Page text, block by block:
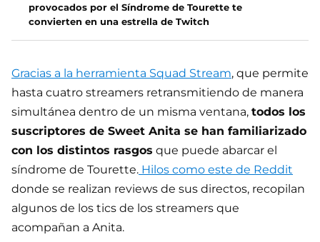
provocados por el Síndrome de Tourette te
convierten en una estrella de Twitch
Gracias a la herramienta Squad Stream, que permite
hasta cuatro streamers retransmitiendo de manera
simultánea dentro de un misma ventana, todos los
suscriptores de Sweet Anita se han familiarizado
con los distintos rasgos que puede abarcar el
síndrome de Tourette. Hilos como este de Reddit
donde se realizan reviews de sus directos, recopilan
algunos de los tics de los streamers que
acompañan a Anita.